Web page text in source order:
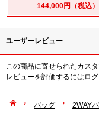
144,000円（税込）
ユーザーレビュー
この商品に寄せられたカス
レビューを評価するには ロ
バッグ 2WAY